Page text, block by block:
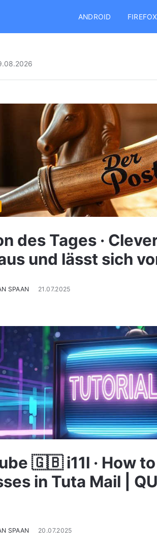
ANDROID FIREFOX
des Tages ·
und lässt sich
SPAAN 21.07.2025
🇬🇧 i11l · How
in Tuta Mail |
SPAAN 20.07.2025